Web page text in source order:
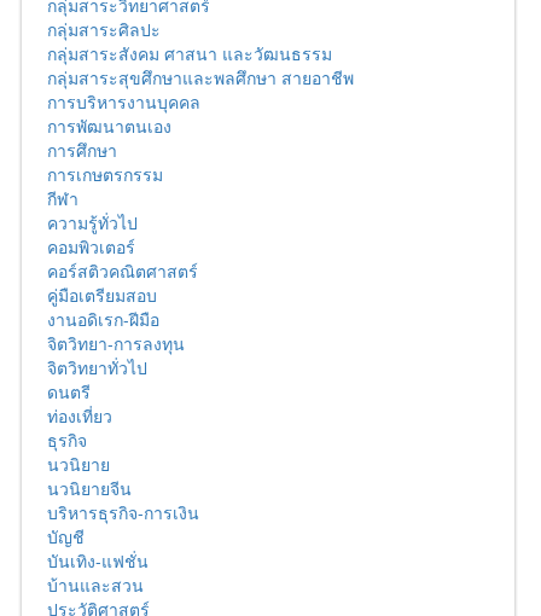
กลุ่มสาระวิทยาศาสตร์
กลุ่มสาระศิลปะ
กลุ่มสาระสังคม ศาสนา และวัฒนธรรม
กลุ่มสาระสุขศึกษาและพลศึกษา สายอาชีพ
การบริหารงานบุคคล
การพัฒนาตนเอง
การศึกษา
การเกษตรกรรม
กีฬา
ความรู้ทั่วไป
คอมพิวเตอร์
คอร์สติวคณิตศาสตร์
คู่มือเตรียมสอบ
งานอดิเรก-ฝีมือ
จิตวิทยา-การลงทุน
จิตวิทยาทั่วไป
ดนตรี
ท่องเที่ยว
ธุรกิจ
นวนิยาย
นวนิยายจีน
บริหารธุรกิจ-การเงิน
บัญชี
บันเทิง-แฟชั่น
บ้านและสวน
ประวัติศาสตร์